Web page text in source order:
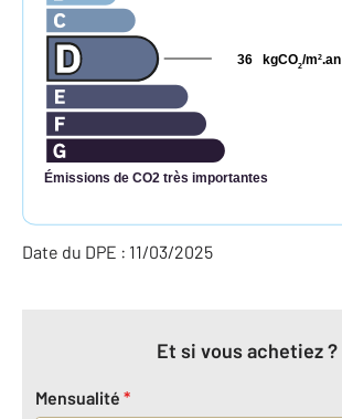
Émissions de CO2 très importantes
kgCO2/m2.an
36
Date du DPE : 11/03/2025
Et si vous achetiez ?
Mensualité *